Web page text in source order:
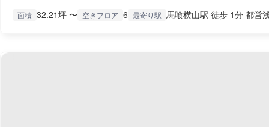
面積 32.21坪 〜 空きフロア 6 最寄り駅 馬喰横山駅 徒歩 1分 都営